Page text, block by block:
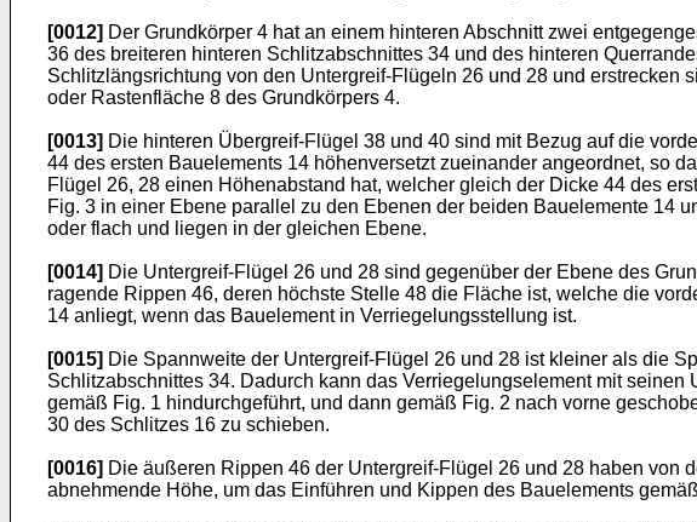
[0012] Der Grundkörper 4 hat an einem hinteren Abschnitt zwei
36 des breiteren hinteren Schlitzabschnittes 34 und des hinteren
Schlitzlängsrichtung von den Untergreif-Flügeln 26 und 28 und
oder Rastenfläche 8 des Grundkörpers 4.
[0013] Die hinteren Übergreif-Flügel 38 und 40 sind mit Bezug auf die
44 des ersten Bauelements 14 höhenversetzt zueinander angeordnet, so
Flügel 26, 28 einen Höhenabstand hat, welcher gleich der Dicke 44 des
Fig. 3 in einer Ebene parallel zu den Ebenen der beiden Bauelemente 14
oder flach und liegen in der gleichen Ebene.
[0014] Die Untergreif-Flügel 26 und 28 sind gegenüber der Ebene des
ragende Rippen 46, deren höchste Stelle 48 die Fläche ist, welche die
14 anliegt, wenn das Bauelement in Verriegelungsstellung ist.
[0015] Die Spannweite der Untergreif-Flügel 26 und 28 ist kleiner als die
Schlitzabschnittes 34. Dadurch kann das Verriegelungselement mit
gemäß Fig. 1 hindurchgeführt, und dann gemäß Fig. 2 nach vorne
30 des Schlitzes 16 zu schieben.
[0016] Die äußeren Rippen 46 der Untergreif-Flügel 26 und 28 haben von
abnehmende Höhe, um das Einführen und Kippen des Bauelements